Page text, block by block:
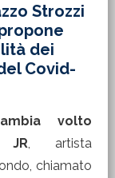
Strozzi
dei
Covid-
volto
JR, artista
chiamato